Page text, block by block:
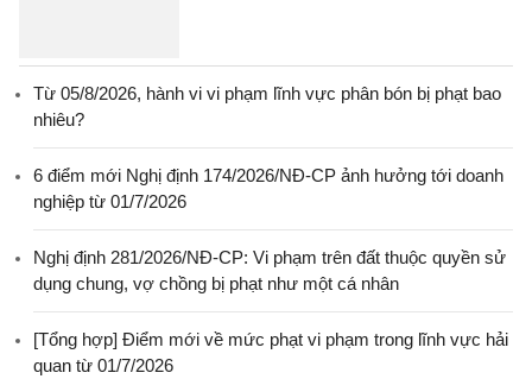
Từ 05/8/2026, hành vi vi phạm lĩnh vực phân bón bị phạt bao
nhiêu?
6 điểm mới Nghị định 174/2026/NĐ-CP ảnh hưởng tới doanh
nghiệp từ 01/7/2026
Nghị định 281/2026/NĐ-CP: Vi phạm trên đất thuộc quyền sử
dụng chung, vợ chồng bị phạt như một cá nhân
[Tổng hợp] Điểm mới về mức phạt vi phạm trong lĩnh vực hải
quan từ 01/7/2026